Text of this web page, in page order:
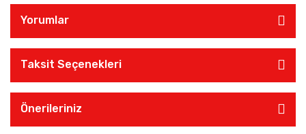
Yorumlar
Taksit Seçenekleri
Önerileriniz